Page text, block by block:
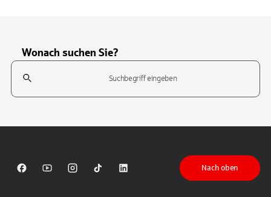
Wonach suchen Sie?
Suchfeld
Sparkasse auf Facebook
Sparkasse auf Youtube
Sparkasse auf Instagram
Sparkasse auf TikTok
Sparkasse auf LinkedIn
Nach oben